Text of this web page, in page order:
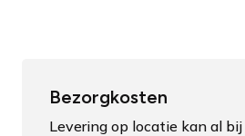
Bezorgkosten
Levering op locatie kan al